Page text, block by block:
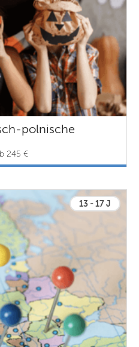
polnische
245 €
13 - 17 J